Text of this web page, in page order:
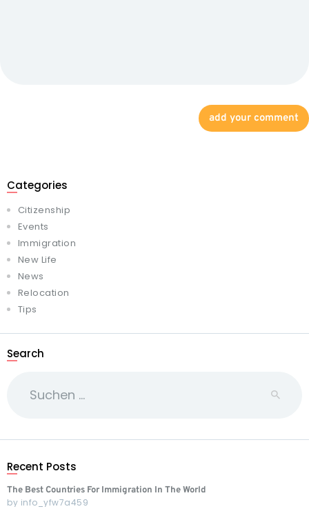
Categories
Citizenship
Events
Immigration
New Life
News
Relocation
Tips
Search
nach:
Recent Posts
The Best Countries For Immigration In The World
by info_yfw7a459